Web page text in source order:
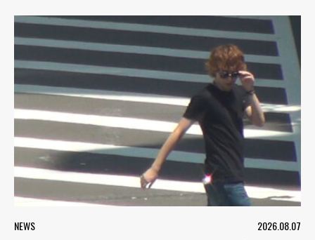
NEWS 2026.08.07